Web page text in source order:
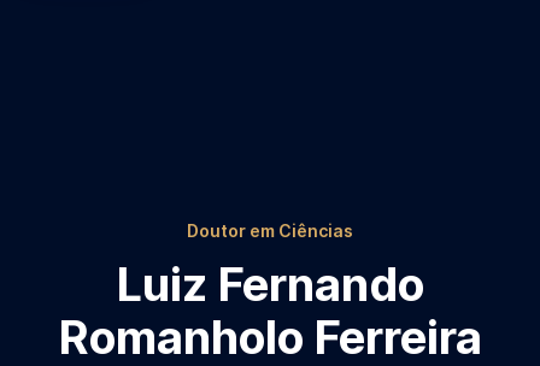
Doutor em Ciências
Luiz Fernando
Romanholo Ferreira